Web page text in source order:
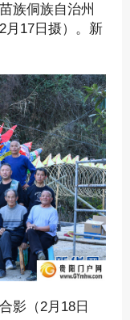
族侗族自治州
月17日摄）。新
（2月18日